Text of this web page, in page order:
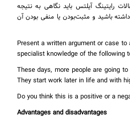
رایتینگ آیلتس باید نگاهی به نتیجه
باشید و مثبت‌بودن یا منفی بودن آن
Present a written argument or case
specialist knowledge of the following
These days, more people are going
They start work later in life and with
Do you think this is a positive or a
Advantages and disadvantages